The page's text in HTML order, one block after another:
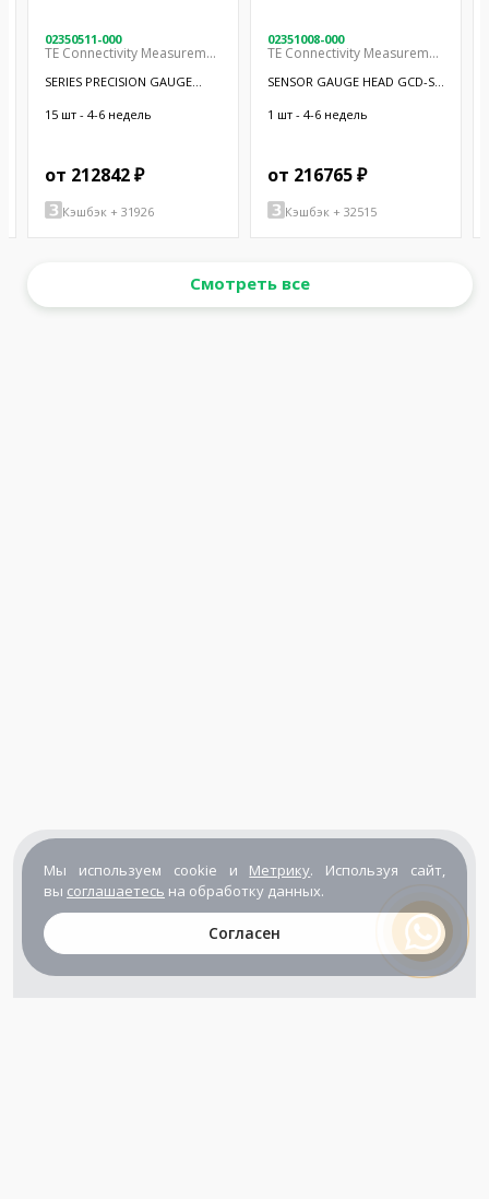
02350511-000
TE Connectivity Measurement Specialties
SERIES PRECISION GAUGE
15 шт - 4-6 недель
от 212842 ₽
Кэшбэк + 31926
02351008-000
TE Connectivity Measurement Specialties
SENSOR GAUGE HEAD GCD-SE
1 шт - 4-6 недель
от 216765 ₽
Кэшбэк + 32515
Смотреть все
Мы используем cookie и Метрику. Используя сайт,
вы соглашаетесь на обработку данных.
Согласен